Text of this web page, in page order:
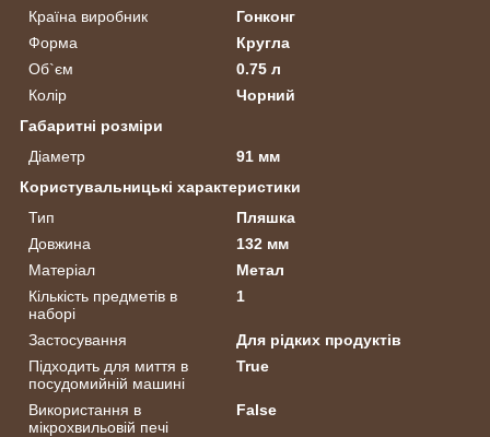
Країна виробник
Гонконг
Форма
Кругла
Об`єм
0.75 л
Колір
Чорний
Габаритні розміри
Діаметр
91 мм
Користувальницькі характеристики
Тип
Пляшка
Довжина
132 мм
Матеріал
Метал
Кількість предметів в
наборі
1
Застосування
Для рідких продуктів
Підходить для миття в
посудомийній машині
True
Використання в
мікрохвильовій печі
False